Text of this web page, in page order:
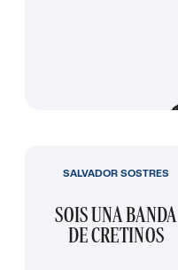
SOIS UNA BANDA
DE CRETINOS
SALVADOR SOSTRES